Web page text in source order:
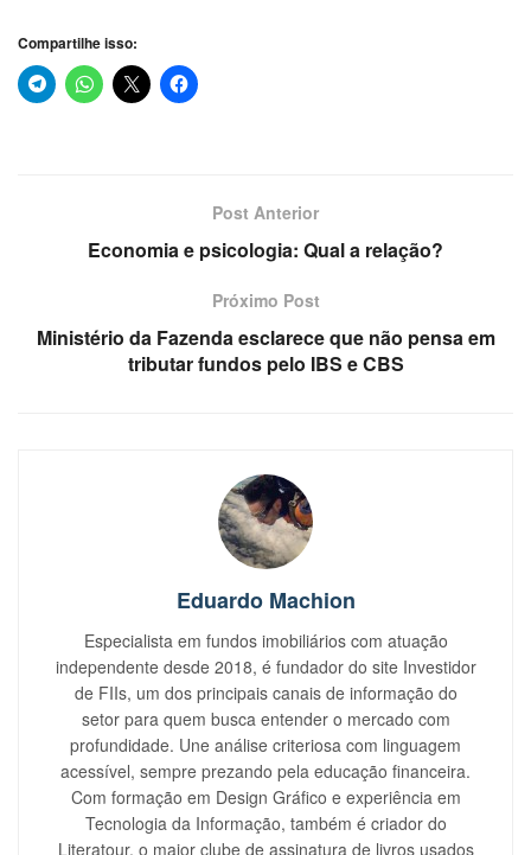
Compartilhe isso:
Post Anterior
Economia e psicologia: Qual a relação?
Próximo Post
Ministério da Fazenda esclarece que não pensa em
tributar fundos pelo IBS e CBS
Eduardo Machion
Especialista em fundos imobiliários com atuação
independente desde 2018, é fundador do site Investidor
de FIIs, um dos principais canais de informação do
setor para quem busca entender o mercado com
profundidade. Une análise criteriosa com linguagem
acessível, sempre prezando pela educação financeira.
Com formação em Design Gráfico e experiência em
Tecnologia da Informação, também é criador do
Literatour, o maior clube de assinatura de livros usados